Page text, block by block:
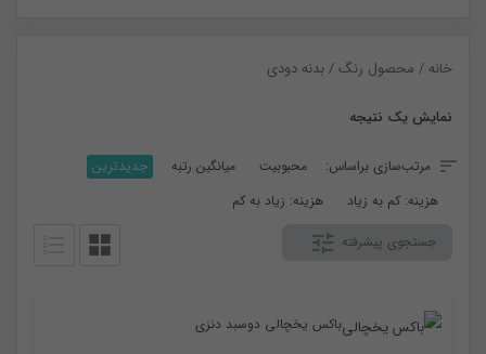
خانه / محصول رنگ / بدنه دودی
نمایش یک نتیجه
مرتب‌سازی براساس: محبوبیت میانگین رتبه
جدیدترین
هزینه: کم به زیاد
هزینه: زیاد به کم
جستجوی پیشرفته
باکس یخچالی دوسبد دنزی